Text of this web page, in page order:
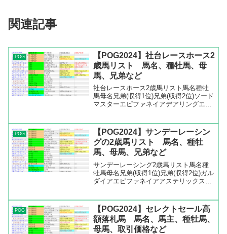
関連記事
POG
【POG2024】社台レースホース2
歳馬リスト 馬名、種牡馬、母
馬、兄弟など
社台レースホース2歳馬リスト馬名種牡
馬母名兄弟(収得1位)兄弟(収得2位)ソード
マスターエピファネイアデアリングエッ
ィルフィルトラージュエピファネイアプ
ロヴィナージュサ...
POG
【POG2024】サンデーレーシン
グの2歳馬リスト 馬名、種牡
馬、母馬、兄弟など
サンデーレーシング2歳馬リスト馬名種
牡馬母名兄弟(収得1位)兄弟(収得2位)ガル
ダイアエピファネイアアステリックスア
リシアエピファネイアロサグラウカラッ
フルズドリームエ...
POG
【POG2024】セレクトセール高
額落札馬 馬名、馬主、種牡馬、
母馬、取引価格など